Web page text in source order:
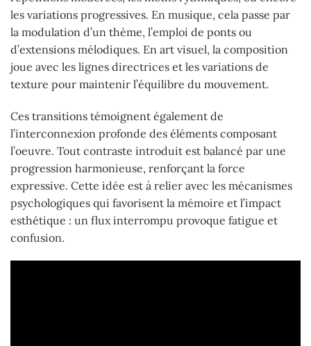
les variations progressives. En musique, cela passe par
la modulation d’un thème, l’emploi de ponts ou
d’extensions mélodiques. En art visuel, la composition
joue avec les lignes directrices et les variations de
texture pour maintenir l’équilibre du mouvement.
Ces transitions témoignent également de
l’interconnexion profonde des éléments composant
l’oeuvre. Tout contraste introduit est balancé par une
progression harmonieuse, renforçant la force
expressive. Cette idée est à relier avec les mécanismes
psychologiques qui favorisent la mémoire et l’impact
esthétique : un flux interrompu provoque fatigue et
confusion.